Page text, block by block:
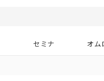
セミナ オム